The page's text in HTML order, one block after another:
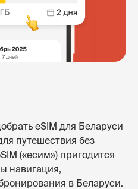
eSIM для Беларуси
путешествия без
(«есим») пригодится
навигация,
в Беларуси.